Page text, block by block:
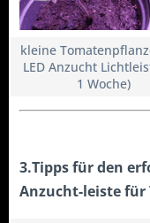
kleine
LED Anzucht
1 Woche)
3.Tipps für den
Anzucht-leiste für